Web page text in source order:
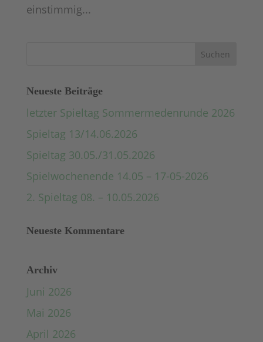
einstimmig...
Neueste Beiträge
letzter Spieltag Sommermedenrunde 2026
Spieltag 13/14.06.2026
Spieltag 30.05./31.05.2026
Spielwochenende 14.05 – 17-05-2026
2. Spieltag 08. – 10.05.2026
Neueste Kommentare
Archiv
Juni 2026
Mai 2026
April 2026